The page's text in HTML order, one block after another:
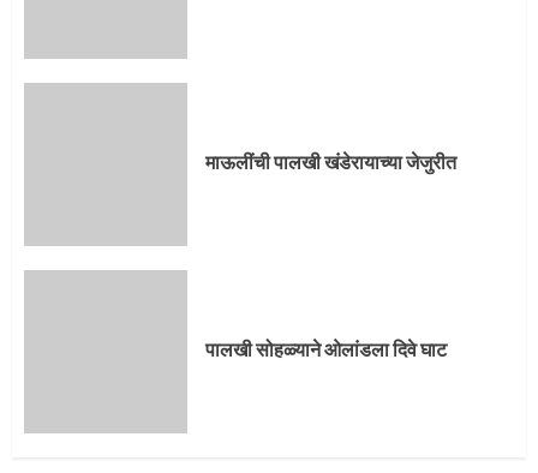
माऊलींची पालखी खंडेरायाच्या जेजुरीत
पालखी सोहळ्याने ओलांडला दिवे घाट